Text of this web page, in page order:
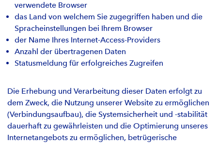
verwendete Browser
das Land von welchem Sie zugegriffen haben und die
Spracheinstellungen bei Ihrem Browser
der Name Ihres Internet-Access-Providers
Anzahl der übertragenen Daten
Statusmeldung für erfolgreiches Zugreifen
Die Erhebung und Verarbeitung dieser Daten erfolgt zu
dem Zweck, die Nutzung unserer Website zu ermöglichen
(Verbindungsaufbau), die Systemsicherheit und -stabilität
dauerhaft zu gewährleisten und die Optimierung unseres
Internetangebots zu ermöglichen, betrügerische